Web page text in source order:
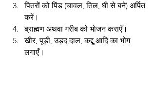
पितरों को पिंड (चावल, तिल, घी से बने) अर्पित
करें।
ब्राह्मण अथवा गरीब को भोजन कराएँ।
खीर, पूड़ी, उड़द दाल, कद्दू आदि का भोग
लगाएँ।